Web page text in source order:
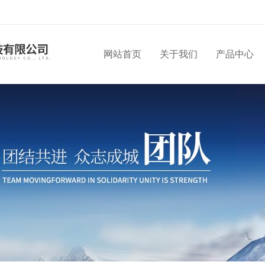
网站首页 关于我们 产品中心